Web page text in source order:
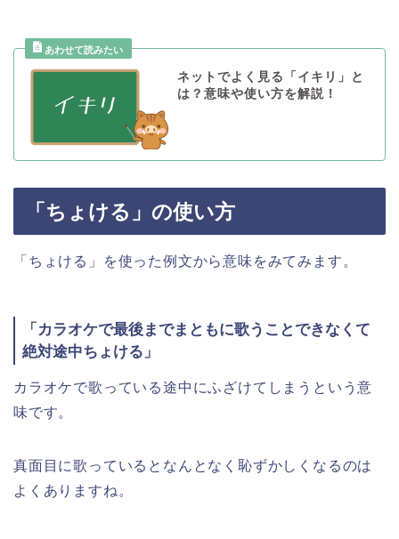
ネットでよく見る「イキリ」と
は？意味や使い方を解説！
「ちょける」の使い方
「ちょける」を使った例文から意味をみてみます。
「カラオケで最後までまともに歌うことできなくて
絶対途中ちょける」
カラオケで歌っている途中にふざけてしまうという意
味です。
真面目に歌っているとなんとなく恥ずかしくなるのは
よくありますね。